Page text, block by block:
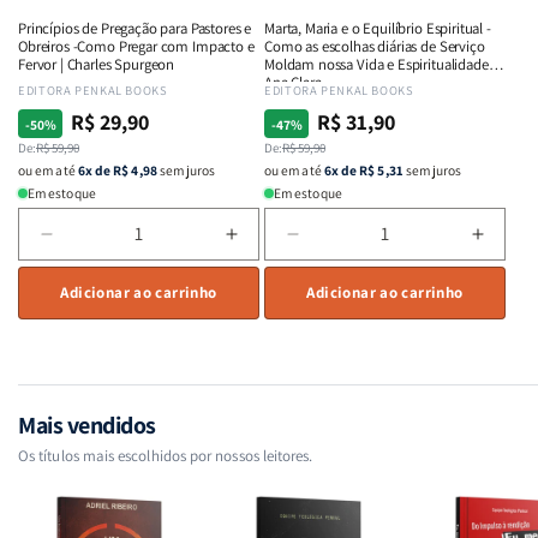
destroem
vidas
|
Equipe
Teológica
Penkal
destroem
vidas
Equipe
Teológica
Penkal
Intimidade
em
Deus
em
Princípios de Pregação para Pastores e
Obreiros -Como Pregar com Impacto e
Fervor | Charles Spurgeon
Fornecedor:
EDITORA PENKAL BOOKS
-50%
Preço
normal
De:R$ 59,90
Preço
promocional
R$ 29,90
ou em até6x de R$ 4,98sem juros
Em estoque
a
quantidade
de
para
Pastores
Obreiros
Aumentar
a
quantidade
de
Pastores
Obreiros
Adicionar ao carrinho
Marta, Maria e o Equilíbrio Espiritual -
Como as escolhas diárias de Serviço
Moldam nossa Vida e Espiritualidade -
Ana Clara
Fornecedor:
EDITORA PENKAL BOOKS
-47%
Preço
normal
De:R$ 59,90
Preço
promocional
R$ 31,90
ou em até6x de R$ 5,31 sem juros
Em estoque
a
quantidade
de
-
Como
a
de
-
Como
Adicionar ao carrinho
Mais vendidos
Os títulos mais escolhidos por nossos leitores.